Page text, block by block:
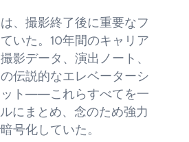
、撮影終了後に重要なフ
いた。10年間のキャリア
影データ、演出ノート、
伝説的なエレベーターシ
ット――これらすべてを一
にまとめ、念のため強力
号化していた。